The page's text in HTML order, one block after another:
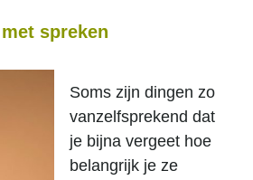
spreken
Soms zijn dingen zo
vanzelfsprekend dat
je bijna vergeet hoe
belangrijk je ze